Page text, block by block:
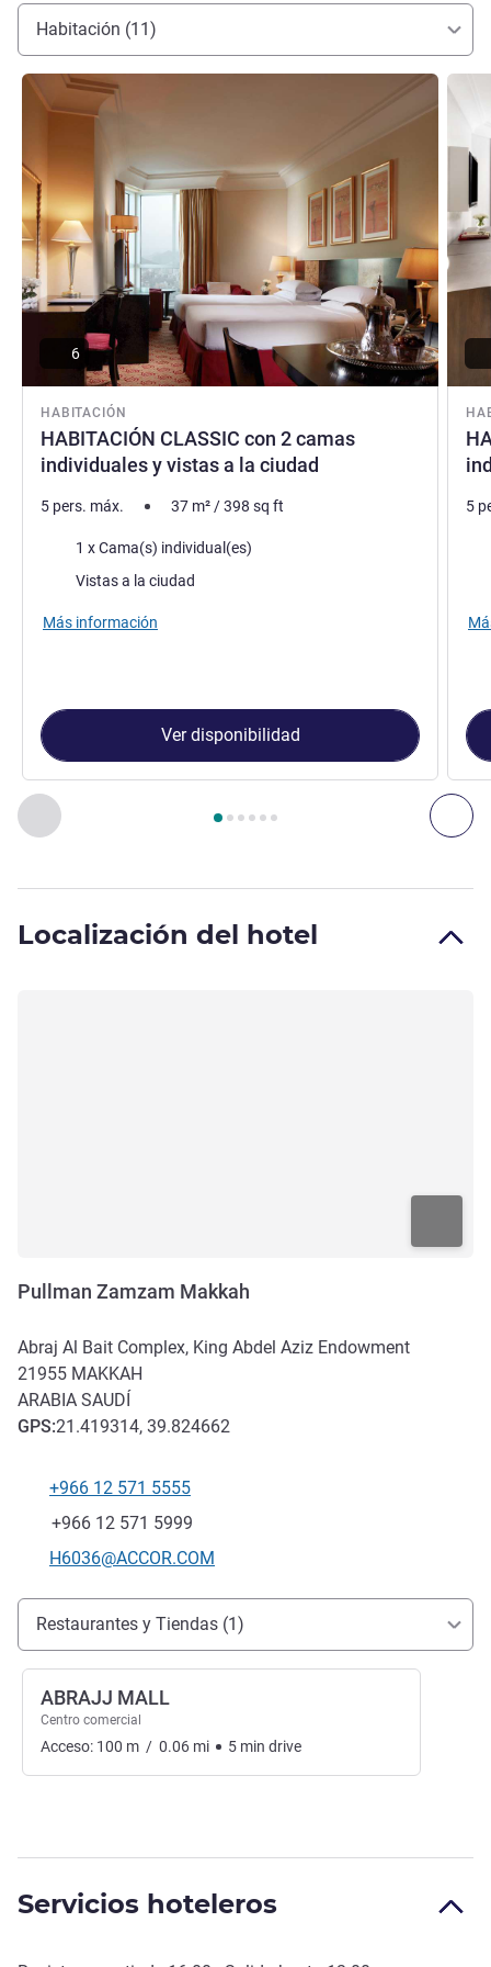
Habitación (11)
Anterior - Habitación
Página , Habitación 1 : HABITACIÓN CLASSIC con 2
HABITACIÓN
HABITACIÓN CLASSIC con 2 camas
individuales y vistas a la ciudad
Más información
6
5 pers. máx. 37 m²/398 sq ft
Ropa de cama
1 x Cama(s) individual(es)
Views :Vistas a la ciudad
Más información
Ver disponibilidad
Más
5
Localización del hotel
Pullman Zamzam Makkah
Abraj Al Bait Complex, King Abdel Aziz Endowment
21955 MAKKAH
ARABIA SAUDÍ
GPS:21.419314, 39.824662
Teléfono
+966 12 571 5555
Fax
+966 12 571 5999
Correo electrónico de contacto
H6036@ACCOR.COM
Acceso y transporte
Restaurantes y Tiendas (1)
ABRAJJ MALL
Centro comercial
Acceso: 100 m / 0.06 mi 5 min drive
Servicios hoteleros